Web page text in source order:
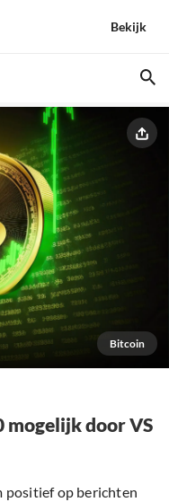
Bekijk
Bitcoin
mogelijk door VS
positief op berichten